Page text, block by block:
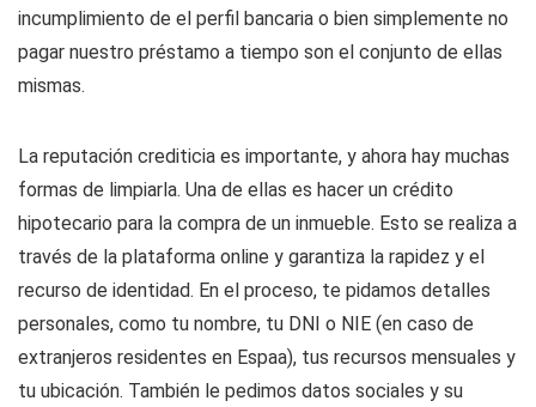
incumplimiento de el perfil bancaria o bien simplemente no
pagar nuestro préstamo a tiempo son el conjunto de ellas
mismas.
La reputación crediticia es importante, y ahora hay muchas
formas de limpiarla. Una de ellas es hacer un crédito
hipotecario para la compra de un inmueble. Esto se realiza a
través de la plataforma online y garantiza la rapidez y el
recurso de identidad. En el proceso, te pidamos detalles
personales, como tu nombre, tu DNI o NIE (en caso de
extranjeros residentes en Espaa), tus recursos mensuales y
tu ubicación. También le pedimos datos sociales y su